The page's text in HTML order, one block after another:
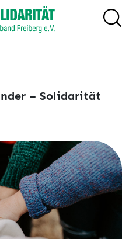
– Solidarität